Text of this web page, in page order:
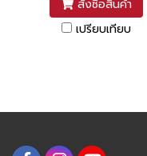
สั่งซื้อสินค้า
เปรียบเทียบ